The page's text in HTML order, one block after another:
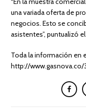
una variada oferta de
negocios. Esto se
asistentes”, puntualizó
Toda la información en
http://